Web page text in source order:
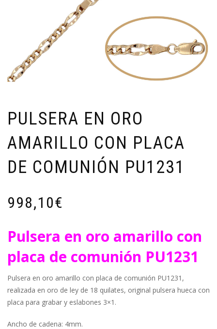
PULSERA EN ORO
AMARILLO CON PLACA
DE COMUNIÓN PU1231
998,10€
Pulsera en oro amarillo con
placa de comunión PU1231
Pulsera en oro amarillo con placa de comunión PU1231,
realizada en oro de ley de 18 quilates, original pulsera hueca con
placa para grabar y eslabones 3×1.
Ancho de cadena: 4mm.